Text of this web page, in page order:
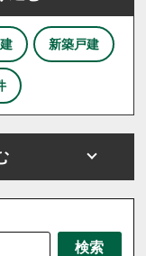
新築戸建
三郷市
検索